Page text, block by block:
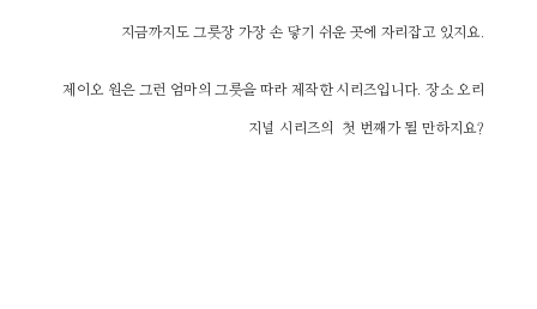
지금까지도 그릇장 가장 손 닿기 쉬운 곳에 자리잡고 있지요.
제이오 원은 그런 엄마의 그릇을 따라 제작한 시리즈입니다. 장소 오리
지널 시리즈의 첫 번째가 될 만하지요?